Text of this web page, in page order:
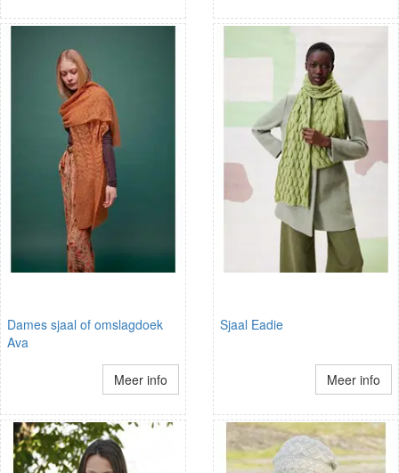
Dames sjaal of omslagdoek
Ava
Meer info
Sjaal Eadie
Meer info